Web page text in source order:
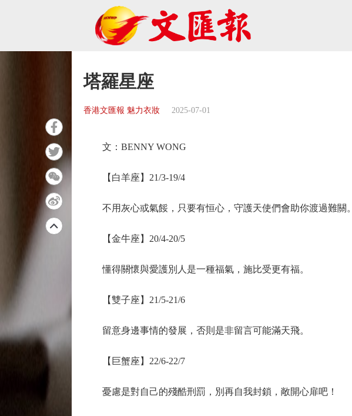
塔羅星座
香港文匯報 魅力衣妝 2025-07-01
文：BENNY WONG
【白羊座】21/3-19/4
不用灰心或氣餒，只要有恒心，守護天使們會助你渡過難關。
【金牛座】20/4-20/5
懂得關懷與愛護別人是一種福氣，施比受更有福。
【雙子座】21/5-21/6
留意身邊事情的發展，否則是非留言可能滿天飛。
【巨蟹座】22/6-22/7
憂慮是對自己的殘酷刑罰，別再自我封鎖，敞開心扉吧！